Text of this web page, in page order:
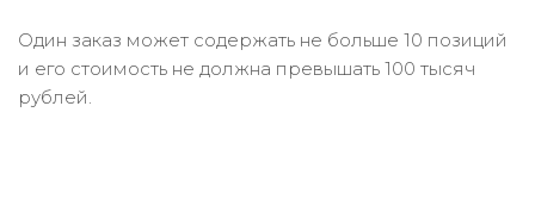
Один заказ может содержать не больше 10 позиций
и его стоимость не должна превышать 100 тысяч
рублей.